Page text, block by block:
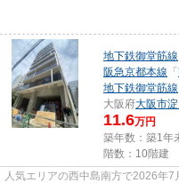
地下鉄御堂筋線
阪急京都本線 「
地下鉄御堂筋線
大阪府大阪市
11.6万円
築年数：築1年
階数：10階建
人気エリアの西中島南方で2026年